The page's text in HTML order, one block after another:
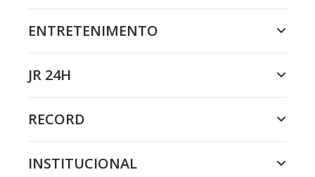
ENTRETENIMENTO
JR 24H
RECORD
INSTITUCIONAL